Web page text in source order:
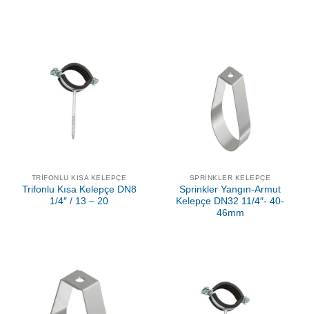
TRIFONLU KISA KELEPÇE
Trifonlu Kısa Kelepçe DN8
1/4″ / 13 – 20
SPRINKLER KELEPÇE
Sprinkler Yangın-Armut
Kelepçe DN32 11/4″- 40-
46mm